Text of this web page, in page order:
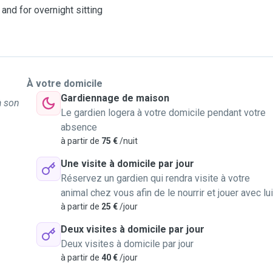
for overnight sitting
your pets in the
I can also administer
just arrived in
time to dedicate to
at your place from the
but luckily I have also a
son
À votre domicile
Gardiennage de maison
Le gardien logera à votre domicile pendant votre
absence
à partir de 75 €/nuit
Une visite à domicile par jour
Réservez un gardien qui rendra visite à votre
animal chez vous afin de le nourrir et jouer avec lui
à partir de 25 €/jour
Deux visites à domicile par jour
Deux visites à domicile par jour
à partir de 40 €/jour